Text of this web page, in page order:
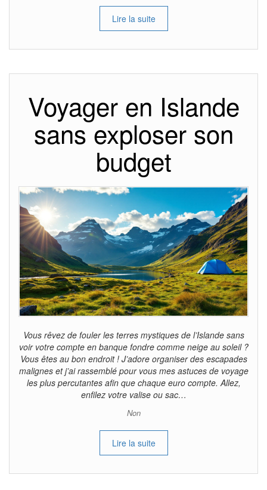
Lire la suite
Voyager en Islande
sans exploser son
budget
Vous rêvez de fouler les terres mystiques de l’Islande sans
voir votre compte en banque fondre comme neige au soleil ?
Vous êtes au bon endroit ! J’adore organiser des escapades
malignes et j’ai rassemblé pour vous mes astuces de voyage
les plus percutantes afin que chaque euro compte. Allez,
enfilez votre valise ou sac…
Non
Lire la suite